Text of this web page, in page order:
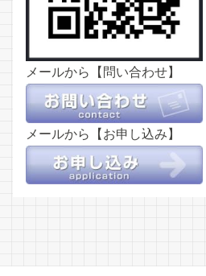
メールから【問い合わせ】
メールから【お申し込み】